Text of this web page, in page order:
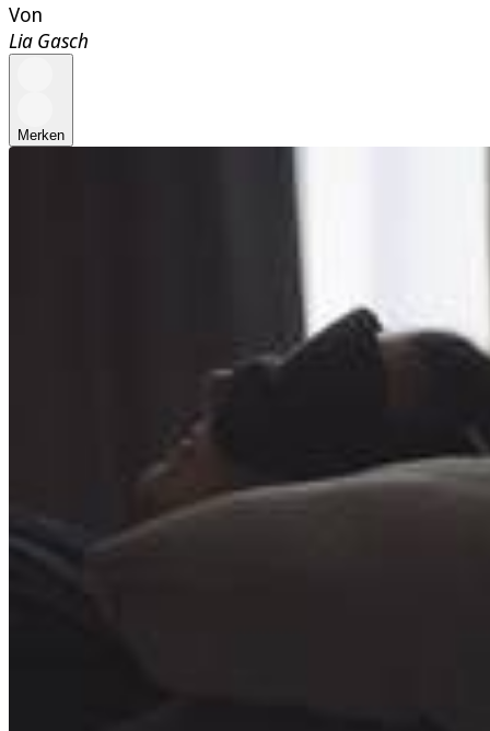
Von
Lia Gasch
Merken